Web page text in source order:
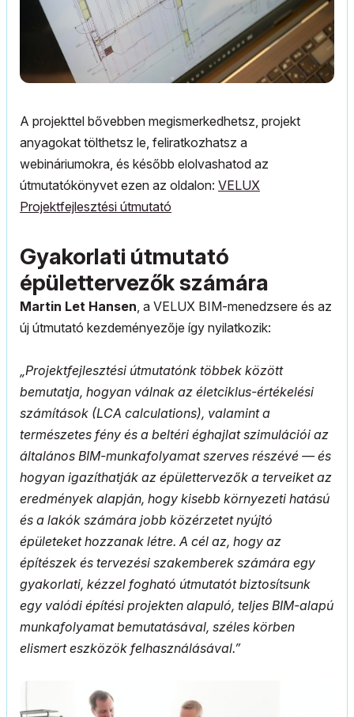
A projekttel bővebben megismerkedhetsz, projekt
anyagokat tölthetsz le, feliratkozhatsz a
webináriumokra, és később elolvashatod az
útmutatókönyvet ezen az oldalon: VELUX
Projektfejlesztési útmutató
Gyakorlati útmutató
épülettervezők számára
Martin Let Hansen , a VELUX BIM-menedzsere és az
új útmutató kezdeményezője így nyilatkozik:
„Projektfejlesztési útmutatónk többek között
bemutatja, hogyan válnak az életciklus-értékelési
számítások (LCA calculations), valamint a
természetes fény és a beltéri éghajlat szimulációi az
általános BIM-munkafolyamat szerves részévé — és
hogyan igazíthatják az épülettervezők a terveiket az
eredmények alapján, hogy kisebb környezeti hatású
és a lakók számára jobb közérzetet nyújtó
épületeket hozzanak létre. A cél az, hogy az
építészek és tervezési szakemberek számára egy
gyakorlati, kézzel fogható útmutatót biztosítsunk
egy valódi építési projekten alapuló, teljes BIM-alapú
munkafolyamat bemutatásával, széles körben
elismert eszközök felhasználásával.”